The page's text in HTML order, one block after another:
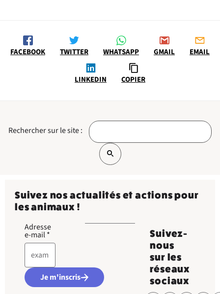
FACEBOOK TWITTER WHATSAPP GMAIL EMAIL
LINKEDIN COPIER
Rechercher sur le site :
Suivez nos actualités et actions pour
les animaux !
Adresse
e-mail*
Je m'inscris
Suivez-
nous
sur les
réseaux
sociaux